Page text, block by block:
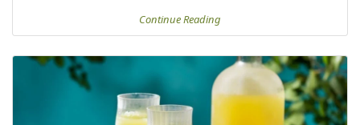
Continue Reading